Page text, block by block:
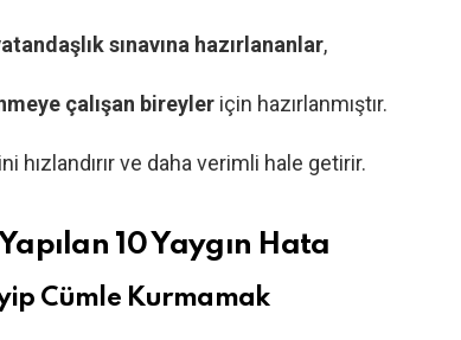
sınavına hazırlananlar,
çalışan bireyler için hazırlanmıştır.
hızlandırır ve daha verimli hale getirir.
10 Yaygın Hata
Cümle Kurmamak